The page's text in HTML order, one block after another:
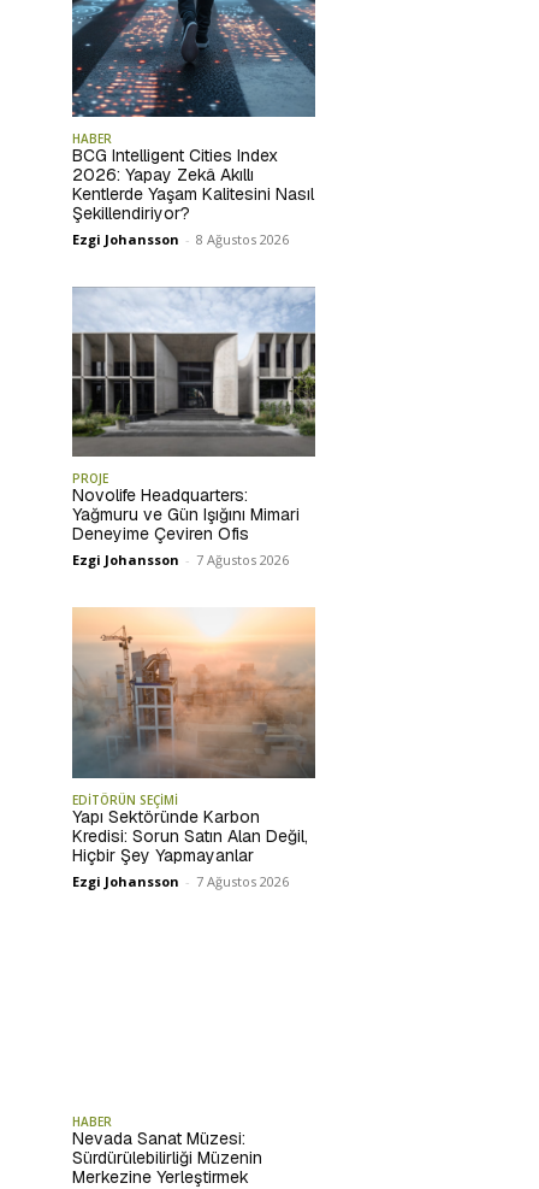
HABER
BCG Intelligent Cities Index
2026: Yapay Zekâ Akıllı
Kentlerde Yaşam Kalitesini Nasıl
Şekillendiriyor?
Ezgi Johansson - 8 Ağustos 2026
PROJE
Novolife Headquarters:
Yağmuru ve Gün Işığını Mimari
Deneyime Çeviren Ofis
Ezgi Johansson - 7 Ağustos 2026
EDİTÖRÜN SEÇİMİ
Yapı Sektöründe Karbon
Kredisi: Sorun Satın Alan Değil,
Hiçbir Şey Yapmayanlar
Ezgi Johansson - 7 Ağustos 2026
HABER
Nevada Sanat Müzesi:
Sürdürülebilirliği Müzenin
Merkezine Yerleştirmek